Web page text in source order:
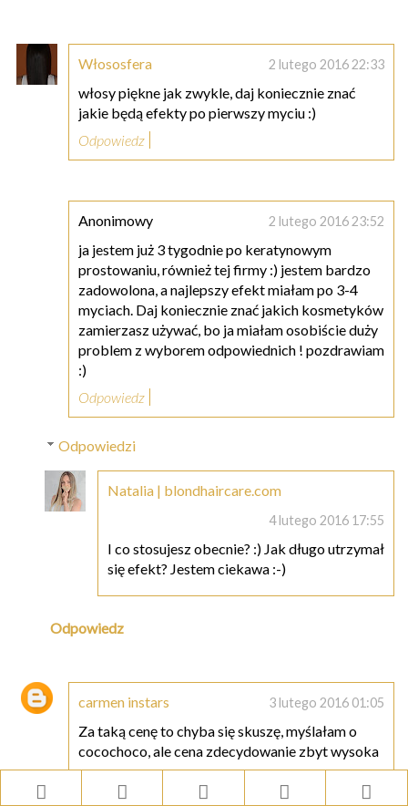
Włososfera 2 lutego 2016 22:33
włosy piękne jak zwykle, daj koniecznie znać
jakie będą efekty po pierwszy myciu :)
Odpowiedz
Anonimowy 2 lutego 2016 23:52
ja jestem już 3 tygodnie po keratynowym
prostowaniu, również tej firmy :) jestem bardzo
zadowolona, a najlepszy efekt miałam po 3-4
myciach. Daj koniecznie znać jakich kosmetyków
zamierzasz używać, bo ja miałam osobiście duży
problem z wyborem odpowiednich ! pozdrawiam
:)
Odpowiedz
Odpowiedzi
Natalia | blondhaircare.com
4 lutego 2016 17:55
I co stosujesz obecnie? :) Jak długo utrzymał
się efekt? Jestem ciekawa :-)
Odpowiedz
carmen instars 3 lutego 2016 01:05
Za taką cenę to chyba się skuszę, myślałam o
cocochoco, ale cena zdecydowanie zbyt wysoka